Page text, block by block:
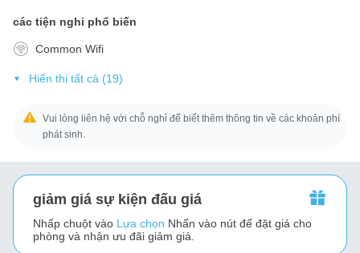
các tiện nghi phổ biến
Common Wifi
Hiển thị tất cả (19)
Vui lòng liên hệ với chỗ nghỉ để biết thêm thông tin về các khoản phí
phát sinh.
giảm giá sự kiện đấu giá
Nhấp chuột vào Lựa chọn Nhấn vào nút để đặt giá cho
phòng và nhận ưu đãi giảm giá.